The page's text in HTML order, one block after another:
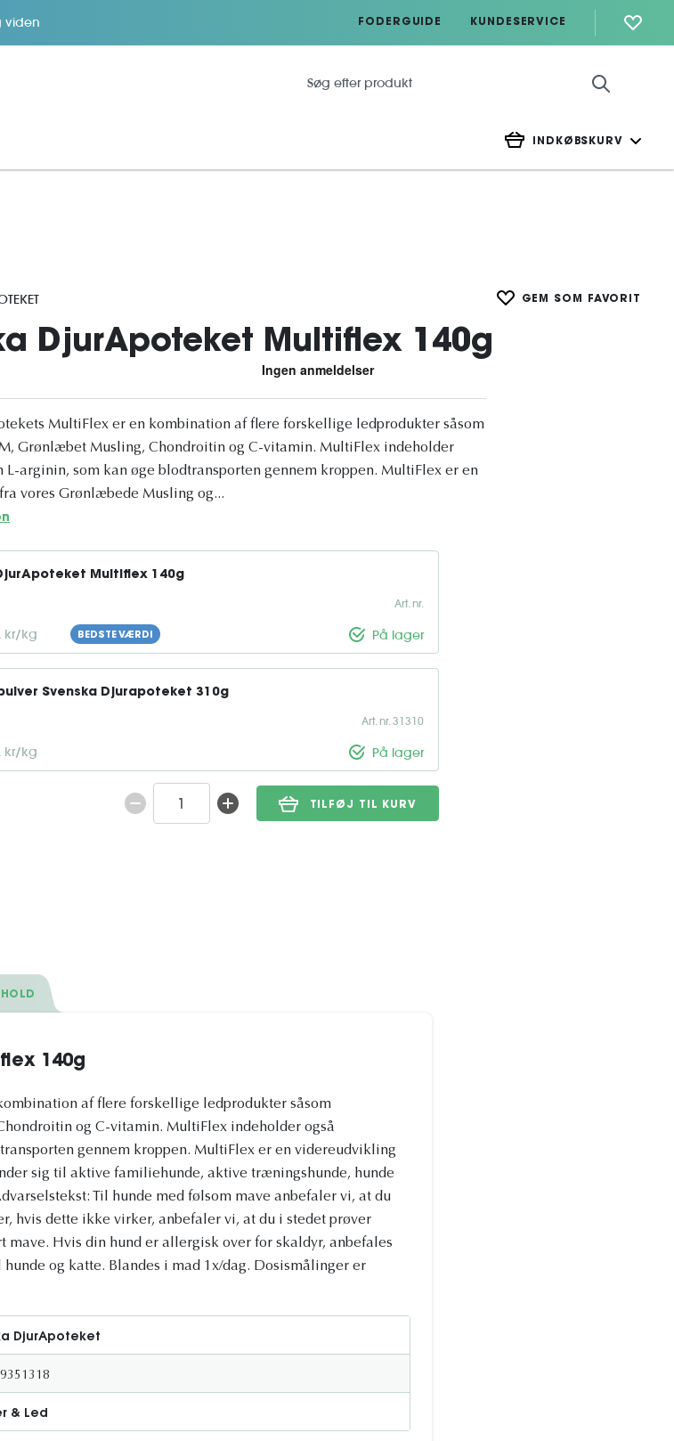
viden FODERGUIDE KUNDESERVICE
INDKØBSKURV
GEM SOM FAVORIT
DjurApoteket Multiflex 140g
MultiFlex er en kombination af flere forskellige ledprodukter såsom
Grønlæbet Musling, Chondroitin og C-vitamin. MultiFlex indeholder
L-arginin, som kan øge blodtransporten gennem kroppen. MultiFlex er en
vores Grønlæbede Musling og...
Multiflex 140g
kr/kg BEDSTE VÆRDI
Art. nr.
På lager
Svenska Djurapoteket 310g
kr/kg
Art. nr. 31310
På lager
TILFØJ TIL KURV
140g
af flere forskellige ledprodukter såsom
og C-vitamin. MultiFlex indeholder også
gennem kroppen. MultiFlex er en videreudvikling
sig til aktive familiehunde, aktive træningshunde, hunde
Til hunde med følsom mave anbefaler vi, at du
hvis dette ikke virker, anbefaler vi, at du i stedet prøver
mave. Hvis din hund er allergisk over for skaldyr, anbefales
og katte. Blandes i mad 1x/dag. Dosismålinger er
DjurApoteket
& Led